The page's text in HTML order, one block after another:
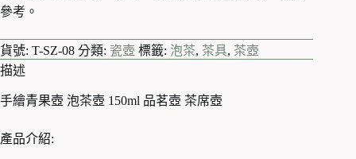
參考。
貨號: T-SZ-08 分類: 瓷壺 標籤: 泡茶, 茶具, 茶壺
描述
手繪青果壺 泡茶壺 150ml 品茗壺 茶席壺
產品介紹: